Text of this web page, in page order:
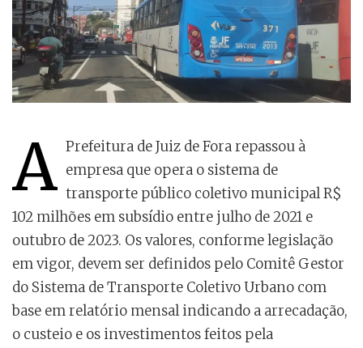
A Prefeitura de Juiz de Fora repassou à
empresa que opera o sistema de
transporte público coletivo municipal R$
102 milhões em subsídio entre julho de 2021 e
outubro de 2023. Os valores, conforme legislação
em vigor, devem ser definidos pelo Comitê Gestor
do Sistema de Transporte Coletivo Urbano com
base em relatório mensal indicando a arrecadação,
o custeio e os investimentos feitos pela